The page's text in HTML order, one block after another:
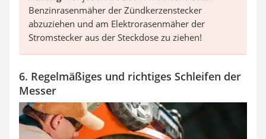
Benzinrasenmäher der Zündkerzenstecker
abzuziehen und am Elektrorasenmäher der
Stromstecker aus der Steckdose zu ziehen!
6. Regelmäßiges und richtiges Schleifen der
Messer